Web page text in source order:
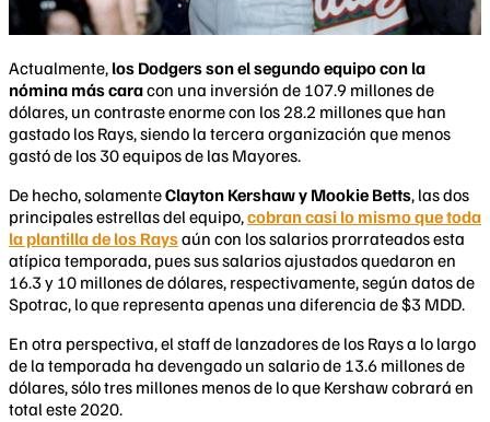
Actualmente, los Dodgers son el segundo equipo con la
nómina más caracon una inversión de 107.9 millones de
dólares, un contraste enorme con los 28.2 millones que han
gastado los Rays, siendo la tercera organización que menos
gastó de los 30 equipos de las Mayores.
De hecho, solamenteClayton Kershaw y Mookie Betts, las dos
principales estrellas del equipo,cobran casi lo mismo que toda
la plantilla de los Raysaún con los salarios prorrateados esta
atípica temporada, pues sus salarios ajustados quedaron en
16.3 y 10 millones de dólares, respectivamente, según datos de
Spotrac, lo que representa apenas una diferencia de $3 MDD.
En otra perspectiva, el staff de lanzadores de los Rays a lo largo
de la temporada ha devengado un salario de 13.6 millones de
dólares, sólo tres millones menos de lo que Kershaw cobrará en
total este 2020.